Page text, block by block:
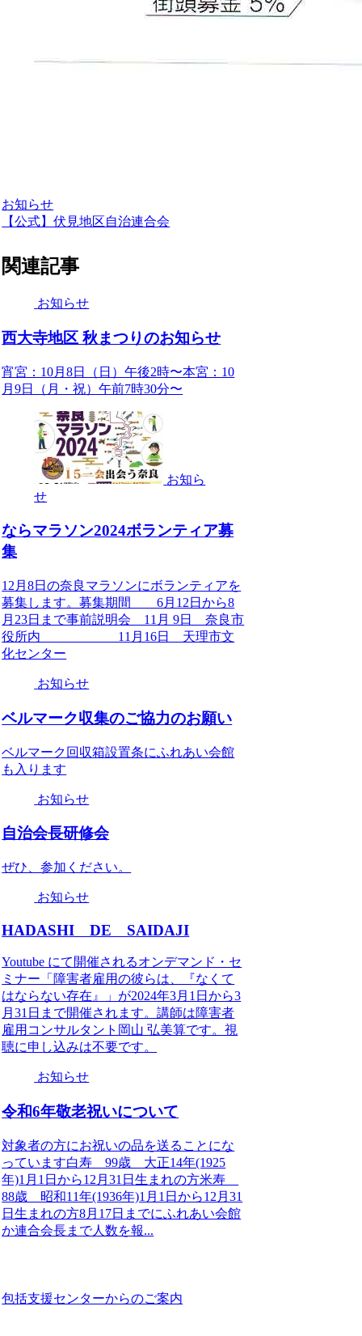
お知らせ
【公式】伏見地区自治連合会
関連記事
お知らせ
西大寺地区 秋まつりのお知らせ
宵宮：10月8日（日）午後2時〜本宮：10
月9日（月・祝）午前7時30分〜
お知ら
せ
ならマラソン2024ボランティア募
集
12月8日の奈良マラソンにボランティアを
募集します。募集期間 6月12日から8
月23日まで事前説明会 11月 9日 奈良市
役所内 11月16日 天理市文
化センター
お知らせ
ベルマーク収集のご協力のお願い
ベルマーク回収箱設置条にふれあい会館
も入ります
お知らせ
自治会長研修会
ぜひ、参加ください。
お知らせ
HADASHI DE SAIDAJI
Youtube にて開催されるオンデマンド・セ
ミナー「障害者雇用の彼らは、『なくて
はならない存在』」が2024年3月1日から3
月31日まで開催されます。講師は障害者
雇用コンサルタント岡山 弘美算です。視
聴に申し込みは不要です。
お知らせ
令和6年敬老祝いについて
対象者の方にお祝いの品を送ることにな
っています白寿 99歳 大正14年(1925
年)1月1日から12月31日生まれの方米寿
88歳 昭和11年(1936年)1月1日から12月31
日生まれの方8月17日までにふれあい会館
か連合会長まで人数を報...
包括支援センターからのご案内